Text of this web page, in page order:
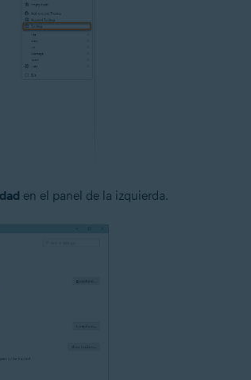
en el panel de la izquierda.